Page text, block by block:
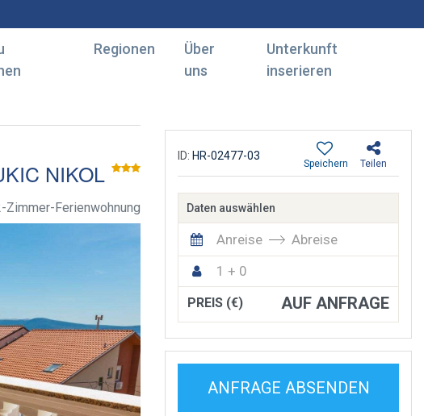
Regionen
Über
uns
Unterkunft
inserieren
NIKOL
Zimmer-Ferienwohnung
ID: HR-02477-03
Teilen
Speichern
Daten auswählen
Anreise
Abreise
1 + 0
PREIS (€) AUF ANFRAGE
ANFRAGE ABSENDEN